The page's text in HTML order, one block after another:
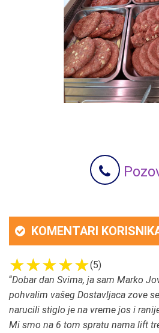
KOMENTARI
(5)
“Dobar dan Svima, ja sam Marko
pohvalim vašeg Dostavljaca zove
narucili stiglo je na vreme jos i
Mi smo na 6 tom spratu nama lift